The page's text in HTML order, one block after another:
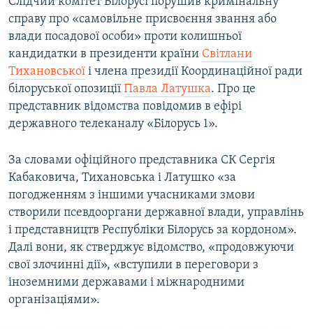
Усі сайти RFE/RL
справу про «самовільне присвоєння звання або
влади посадової особи» проти колишньої
кандидатки в президенти країни Світлани
Тихановської і члена президії Координаційної ради
білоруської опозиції Павла Латушка. Про це
представник відомства повідомив в ефірі
державного телеканалу «Білорусь 1».
За словами офіційного представника СК Сергія
Кабаковича, Тихановська і Латушко «за
погодженням з іншими учасниками змови
створили псевдооргани державної влади, управлінь
і представництв Республіки Білорусь за кордоном».
Далі вони, як стверджує відомство, «продовжуючи
свої злочинні дії», «вступили в переговори з
іноземними державами і міжнародними
організаціями».